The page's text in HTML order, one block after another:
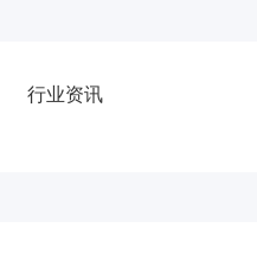
行业资讯